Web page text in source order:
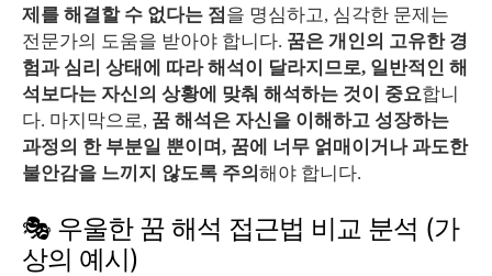
제를 해결할 수 없다는 점 을 명심하고, 심각한 문제는
전문가의 도움을 받아야 합니다. 꿈은 개인의 고유한 경
험과 심리 상태에 따라 해석이 달라지므로, 일반적인 해
석보다는 자신의 상황에 맞춰 해석하는 것이 중요합니
다. 마지막으로, 꿈 해석은 자신을 이해하고 성장하는
과정의 한 부분일 뿐이며, 꿈에 너무 얽매이거나 과도한
불안감을 느끼지 않도록 주의 해야 합니다.
🎭 우울한 꿈 해석 접근법 비교 분석 (가
상의 예시)